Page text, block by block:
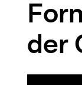
der